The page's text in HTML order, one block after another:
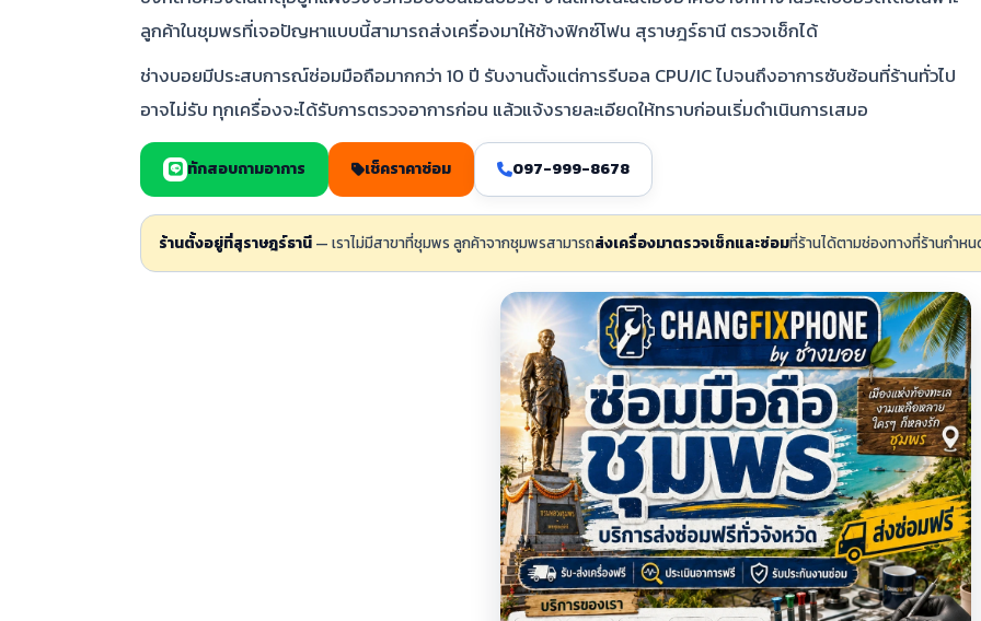
ลูกค้าในชุมพรที่เจอปัญหาแบบนี้สามารถส่งเครื่องมาให้ช้างฟิกซ์โฟน สุราษฎร์ธานี ตรวจเช็กได้
ช่างบอยมีประสบการณ์ซ่อมมือถือมากกว่า 10 ปี รับงานตั้งแต่การรีบอล CPU/IC ไปจนถึงอาการซับซ้อนที่ร้านทั่วไป
อาจไม่รับ ทุกเครื่องจะได้รับการตรวจอาการก่อน แล้วแจ้งรายละเอียดให้ทราบก่อนเริ่มดำเนินการเสมอ
ทักสอบถามอาการ เช็คราคาซ่อม 097-999-8678
ร้านตั้งอยู่ที่สุราษฎร์ธานี — เราไม่มีสาขาที่ชุมพร ลูกค้าจากชุมพรสามารถส่งเครื่องมาตรวจเช็กและซ่อมที่ร้านได้ตามช่องทางที่ร้านกำห